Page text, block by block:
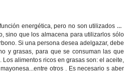
energética, pero no son utilizados en
sino que los almacena para utilizarlos sólo
Si una persona desea adelgazar, debe
y grasas, para que se consuman las que
alimentos ricos en grasas son: el aceite,
otros . Es necesario s aber